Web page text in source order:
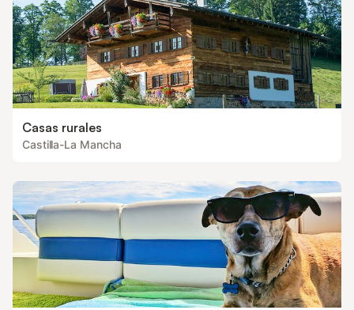
Casas rurales
Castilla-La Mancha